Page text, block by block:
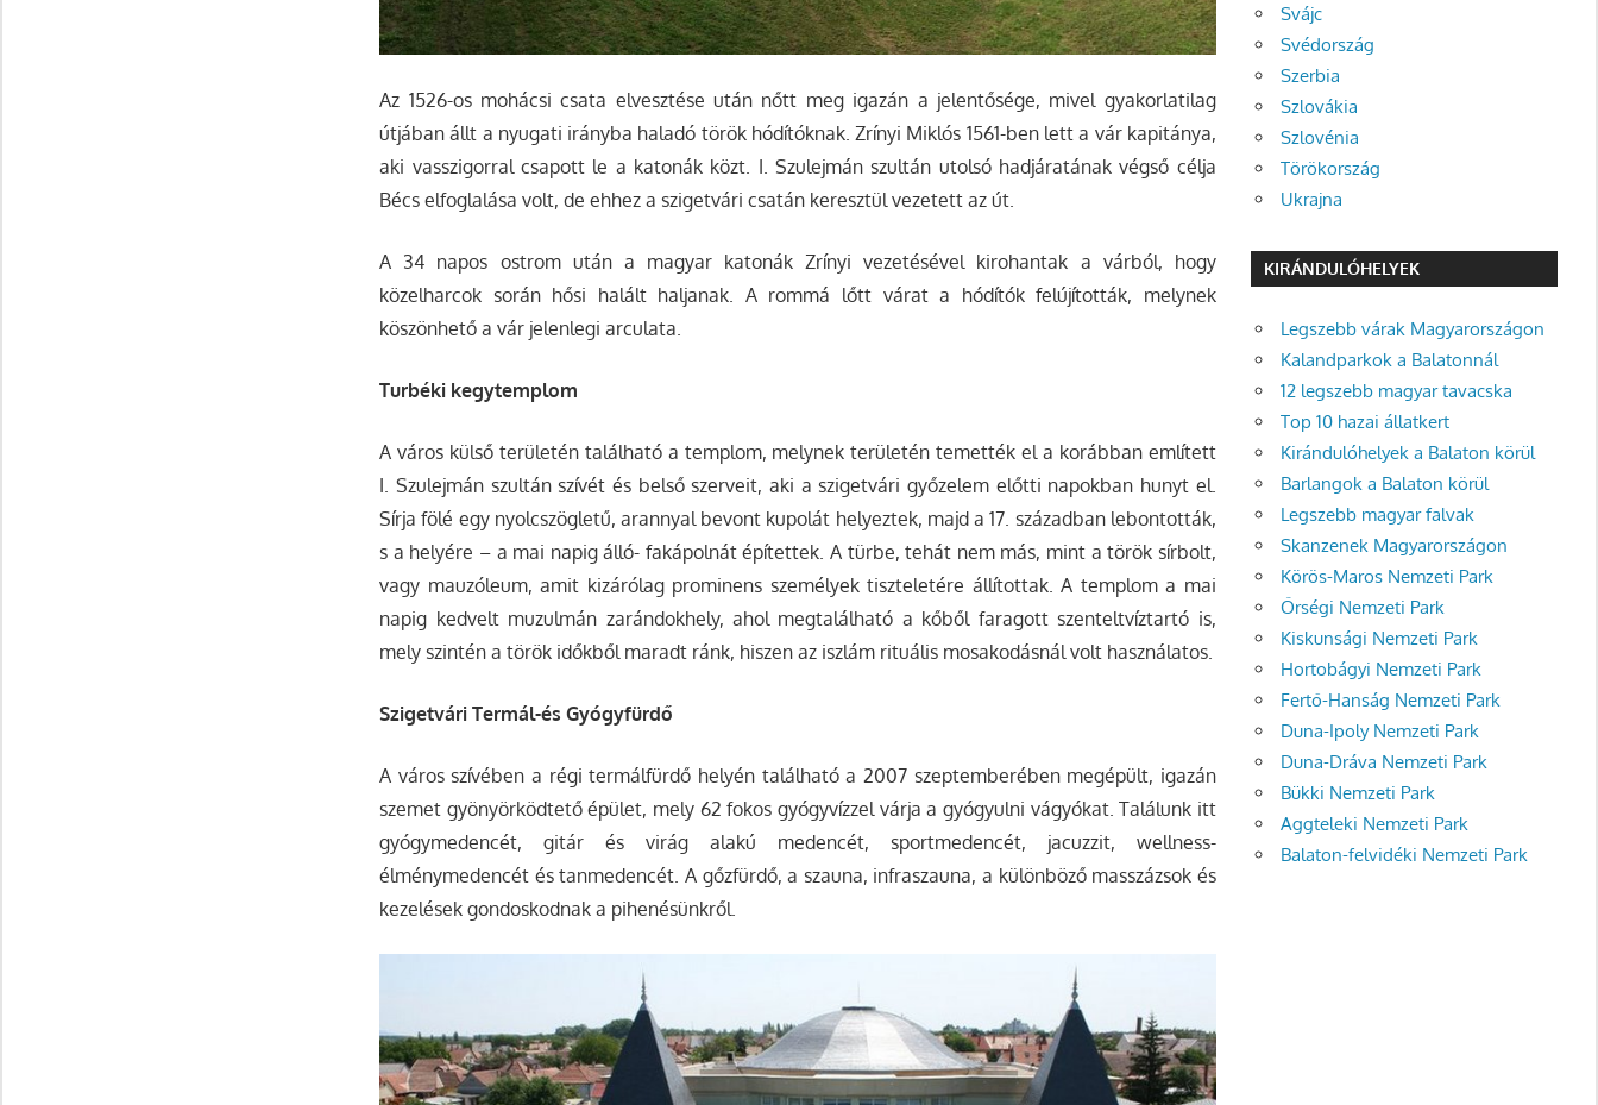
Az 1526-os mohácsi csata elvesztése után nőtt meg igazán a jelentősége, mivel gyakorlatilag
útjában állt a nyugati irányba haladó török hódítóknak. Zrínyi Miklós 1561-ben lett a vár kapitánya,
aki vasszigorral csapott le a katonák közt. I. Szulejmán szultán utolsó hadjáratának végső célja
Bécs elfoglalása volt, de ehhez a szigetvári csatán keresztül vezetett az út.
A 34 napos ostrom után a magyar katonák Zrínyi vezetésével kirohantak a várból, hogy
közelharcok során hősi halált haljanak. A rommá lőtt várat a hódítók felújították, melynek
köszönhető a vár jelenlegi arculata.
Turbéki kegytemplom
A város külső területén található a templom, melynek területén temették el a korábban említett
I. Szulejmán szultán szívét és belső szerveit, aki a szigetvári győzelem előtti napokban hunyt el.
Sírja fölé egy nyolcszögletű, arannyal bevont kupolát helyeztek, majd a 17. században lebontották,
s a helyére – a mai napig álló- fakápolnát építettek. A türbe, tehát nem más, mint a török sírbolt,
vagy mauzóleum, amit kizárólag prominens személyek tiszteletére állítottak. A templom a mai
napig kedvelt muzulmán zarándokhely, ahol megtalálható a kőből faragott szenteltvíztartó is,
mely szintén a török időkből maradt ránk, hiszen az iszlám rituális mosakodásnál volt használatos.
Szigetvári Termál-és Gyógyfürdő
A város szívében a régi termálfürdő helyén található a 2007 szeptemberében megépült, igazán
szemet gyönyörködtető épület, mely 62 fokos gyógyvízzel várja a gyógyulni vágyókat. Találunk itt
gyógymedencét, gitár és virág alakú medencét, sportmedencét, jacuzzit, wellness-
élménymedencét és tanmedencét. A gőzfürdő, a szauna, infraszauna, a különböző masszázsok és
kezelések gondoskodnak a pihenésünkről.
Svájc
Svédország
Szerbia
Szlovákia
Szlovénia
Törökország
Ukrajna
KIRÁNDULÓHELYEK
Legszebb várak Magyarországon
Kalandparkok a Balatonnál
12 legszebb magyar tavacska
Top 10 hazai állatkert
Kirándulóhelyek a Balaton körül
Barlangok a Balaton körül
Legszebb magyar falvak
Skanzenek Magyarországon
Körös-Maros Nemzeti Park
Őrségi Nemzeti Park
Kiskunsági Nemzeti Park
Hortobágyi Nemzeti Park
Fertő-Hanság Nemzeti Park
Duna-Ipoly Nemzeti Park
Duna-Dráva Nemzeti Park
Bükki Nemzeti Park
Aggteleki Nemzeti Park
Balaton-felvidéki Nemzeti Park